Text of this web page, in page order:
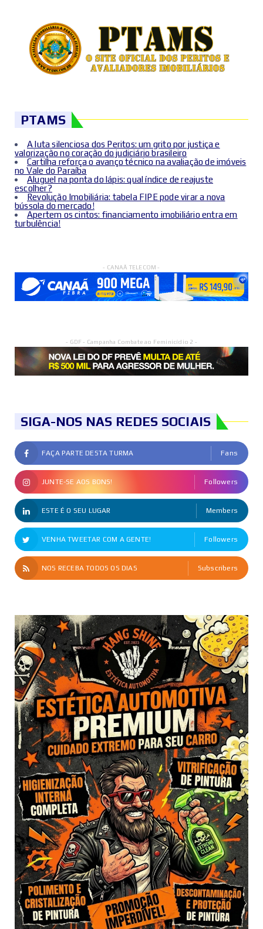
PTAMS
A luta silenciosa dos Peritos: um grito por justiça e
valorização no coração do judiciário brasileiro
Cartilha reforça o avanço técnico na avaliação de imóveis
no Vale do Paraíba
Aluguel na ponta do lápis: qual índice de reajuste
escolher?
Revolução Imobiliária: tabela FIPE pode virar a nova
bússola do mercado!
Apertem os cintos: financiamento imobiliário entra em
turbulência!
- CANAÃ TELECOM -
- GDF - Campanha Combate ao Feminicídio 2 -
SIGA-NOS NAS REDES SOCIAIS
FAÇA PARTE DESTA TURMA Fans
JUNTE-SE AOS BONS! Followers
ESTE É O SEU LUGAR Members
VENHA TWEETAR COM A GENTE! Followers
NOS RECEBA TODOS OS DIAS Subscribers